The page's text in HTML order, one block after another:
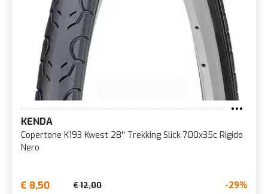
KENDA
Copertone K193 Kwest 28'' Trekking Slick 700x35c Rigido
Nero
€ 8,50 € 12,00 -29%